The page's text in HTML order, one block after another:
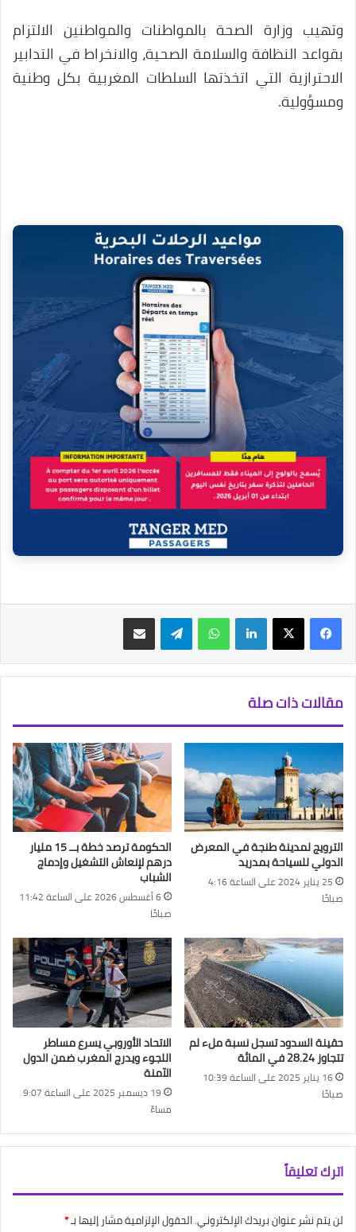
وتهيب وزارة الصحة بالمواطنات والمواطنين الالتزام
بقواعد النظافة والسلامة الصحية، والانخراط في التدابير
الاحترازية التي اتخذتها السلطات المغربية بكل وطنية
ومسؤولية.
فيسبوك‫X لينكدإن واتساب تيلقرام مشاركة عبر البريد
مقالات ذات صلة
الترويج لمدينة طنجة في المعرض
الدولي للسياحة بمدريد
25 يناير 2024 على الساعة 4:16
صباحًا
الحكومة ترصد خطة بــ 15 مليار
درهم لإنعاش التشغيل وإدماج
الشباب
6 أغسطس 2026 على الساعة 11:42
صباحًا
حقينة السدود تسجل نسبة ملء لم
تتجاوز 28.24 في المائة
16 يناير 2025 على الساعة 10:39
صباحًا
الاتحاد الأوروبي يسرع مساطر
اللجوء ويدرج المغرب ضمن الدول
الآمنة
19 ديسمبر 2025 على الساعة 9:07
مساءً
اترك تعليقاً
لن يتم نشر عنوان بريدك الإلكتروني.الحقول الإلزامية مشار إليها بـ*